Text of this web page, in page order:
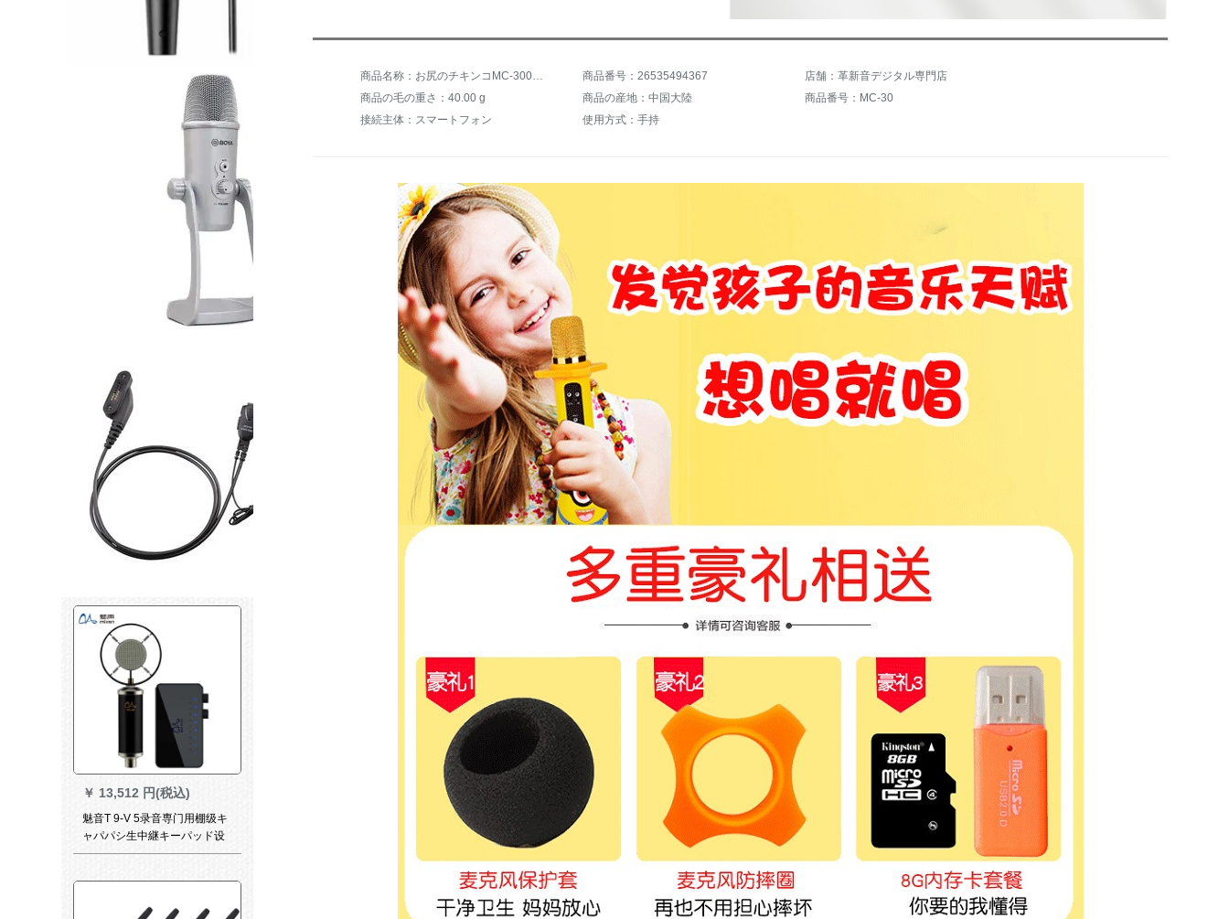
￥ 13,512 円(税込)
魅音T 9-V 5录音専门用棚级キ
ャパパシ生中継キーパッド设
备震音速K歌マキ9-6
商品番号：26535494367
店舗：革新音デジタル専門店
商品の毛の重さ：40.00 g
商品の産地：中国大陸
商品番号：MC-30
接続主体：スマートフォン
使用方式：手持